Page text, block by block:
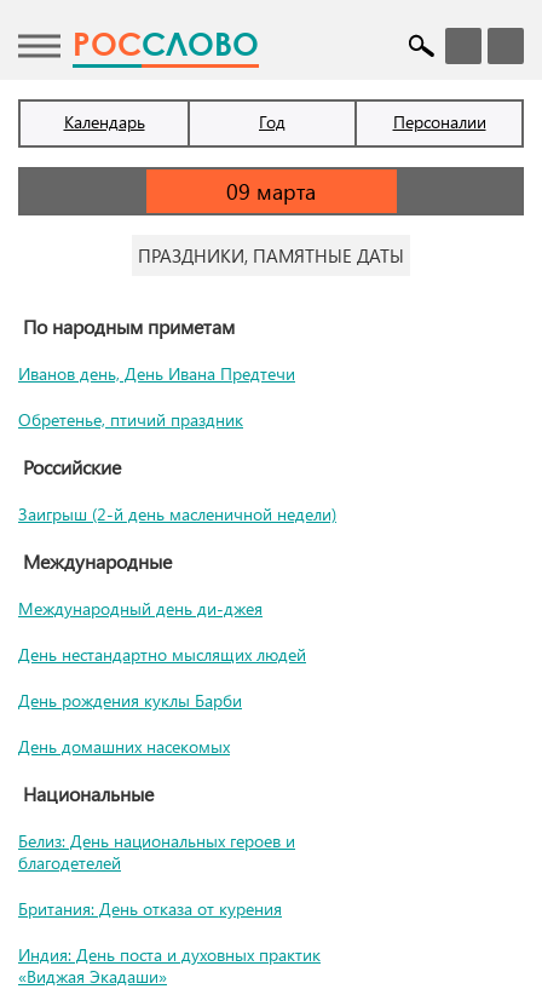
POCСЛОВО
Календарь Год Персоналии
ПРАЗДНИКИ, ПАМЯТНЫЕ ДАТЫ
По народным приметам
Иванов день, День Ивана Предтечи
Обретенье, птичий праздник
Российские
Заигрыш (2-й день масленичной недели)
Международные
Международный день ди-джея
День нестандартно мыслящих людей
День рождения куклы Барби
День домашних насекомых
Национальные
Белиз: День национальных героев и
благодетелей
Британия: День отказа от курения
Индия: День поста и духовных практик
«Виджая Экадаши»